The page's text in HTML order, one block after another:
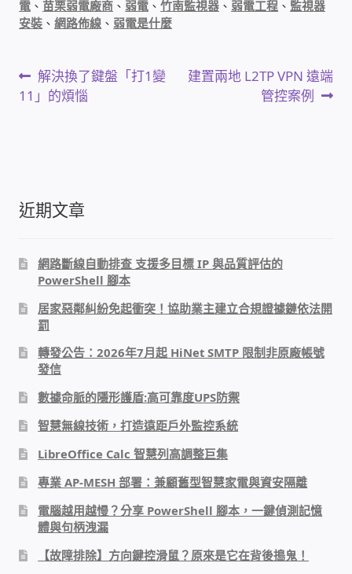
電子鎖 凱特安Kwikset
建築技術設備設置
租屋維修、租屋安全
智慧電錶、儲值、雲端 電子式電錶
公用房間插卡計費方案
充電樁
線上網路購物
DIY材料
我的帳號
結帳
電 、 苗栗弱電廠商 、 弱電 、竹南監視器 、 弱電工程 、 監視器
安裝 、網路佈線 、 弱電是什麼
文
章
上
一
解決換了鍵盤「打1變
11」的煩惱
下
建置兩地 L2TP VPN 遠端
管控案例
近期文章
網路斷線自動排查 支援多目標 IP 與品質評估的
PowerShell 腳本
居家惡鄰糾紛免起衝突！協助業主建立合規證據鏈依法開
罰
轉發公告：2026年7月起 HiNet SMTP 限制非原廠帳號
發信
數據命脈的隱形護盾:高可靠度UPS防禦
智慧無線技術，打造遠距戶外監控系統
LibreOffice Calc 智慧列高調整巨集
專業 AP-MESH 部署：兼顧舊型智慧家電與資安隔離
電腦越用越慢？分享 PowerShell 腳本，一鍵偵測記憶
體與句柄洩漏
【故障排除】方向鍵控滑鼠？原來是它在背後搗鬼！